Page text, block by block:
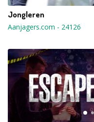
Jongleren
Aanjagers.com - 24126